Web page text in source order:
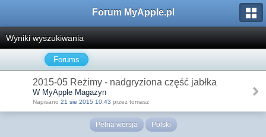
Forum MyApple.pl
Wyniki wyszukiwania
Forums
2015-05 Reżimy - nadgryziona część jabłka
W MyApple Magazyn
Napisano 21 sie 2015 10:43 przez tomasz
Pełna wersja Polski